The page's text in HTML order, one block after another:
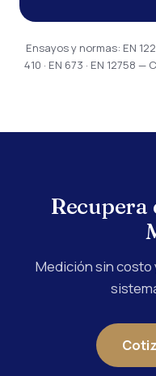
Ensayos y normas: EN
410 · EN 673 · EN 12758
Recupera
Medición sin costo